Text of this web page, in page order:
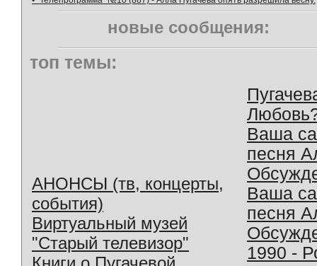
новые сообщения:
топ темы:
АНОНСЫ (тв, концерты,
события)
Виртуальный музей
"Старый телевизор"
Ваша
песня
Ваша
песня
1990 -